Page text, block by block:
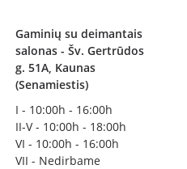
Gaminių su deimantais
salonas - Šv. Gertrūdos
g. 51A, Kaunas
(Senamiestis)
I - 10:00h - 16:00h
II-V - 10:00h - 18:00h
VI - 10:00h - 16:00h
VII - Nedirbame